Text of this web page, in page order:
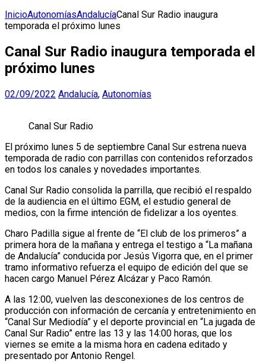
InicioAutonomíasAndalucíaCanal Sur Radio inaugura
temporada el próximo lunes
Canal Sur Radio inaugura temporada el
próximo lunes
02/09/2022 Andalucía, Autonomías
Canal Sur Radio
El próximo lunes 5 de septiembre Canal Sur estrena nueva
temporada de radio con parrillas con contenidos reforzados
en todos los canales y novedades importantes.
Canal Sur Radio consolida la parrilla, que recibió el respaldo
de la audiencia en el último EGM, el estudio general de
medios, con la firme intención de fidelizar a los oyentes.
Charo Padilla sigue al frente de “El club de los primeros” a
primera hora de la mañana y entrega el testigo a “La mañana
de Andalucía” conducida por Jesús Vigorra que, en el primer
tramo informativo refuerza el equipo de edición del que se
hacen cargo Manuel Pérez Alcázar y Paco Ramón.
A las 12:00, vuelven las desconexiones de los centros de
producción con información de cercanía y entretenimiento en
“Canal Sur Mediodía” y el deporte provincial en “La jugada de
Canal Sur Radio” entre las 13 y las 14:00 horas, que los
viernes se emite a la misma hora en cadena editado y
presentado por Antonio Rengel.